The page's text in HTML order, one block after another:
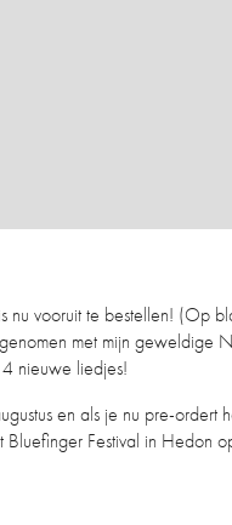
nu vooruit te bestellen! (Op
met mijn
nieuwe liedjes!
en als je nu pre-
Bluefinger Festival in Hedon